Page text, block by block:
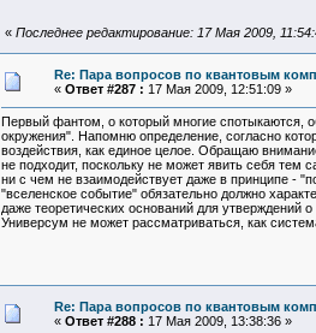
« Последнее редактирование: 17 Мая 2009,
Re: Пара вопросов по квантовым
« Ответ #287 : 17 Мая 2009, 12:51:09 »
Первый фантом, о который многие спотыкаются,
окружения". Напомню определение, согласно
воздействия, как единое целое. Обращаю
не подходит, поскольку не может явить себя
ни с чем не взаимодействует даже в принципе -
"вселенское событие" обязательно должно
даже теоретических оснований для утверждений
Универсум не может рассматриваться, как
Re: Пара вопросов по квантовым
« Ответ #288 : 17 Мая 2009, 13:38:36 »